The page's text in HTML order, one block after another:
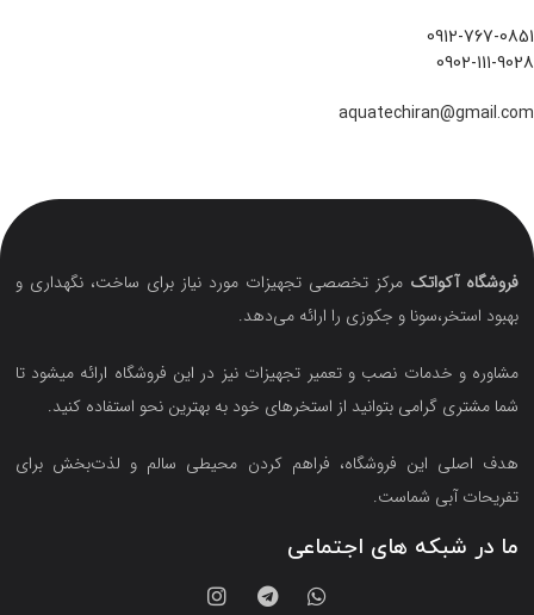
0912-767-0851
0902-111-9028
aquatechiran@gmail.com
فروشگاه آکواتک مرکز تخصصی تجهیزات مورد نیاز برای ساخت، نگهداری و
بهبود استخر،سونا و جکوزی را ارائه می‌دهد.
مشاوره و خدمات نصب و تعمیر تجهیزات نیز در این فروشگاه ارائه میشود تا
شما مشتری گرامی بتوانید از استخرهای خود به بهترین نحو استفاده کنید.
هدف اصلی این فروشگاه‌، فراهم کردن محیطی سالم و لذت‌بخش برای
تفریحات آبی شماست.
ما در شبکه های اجتماعی